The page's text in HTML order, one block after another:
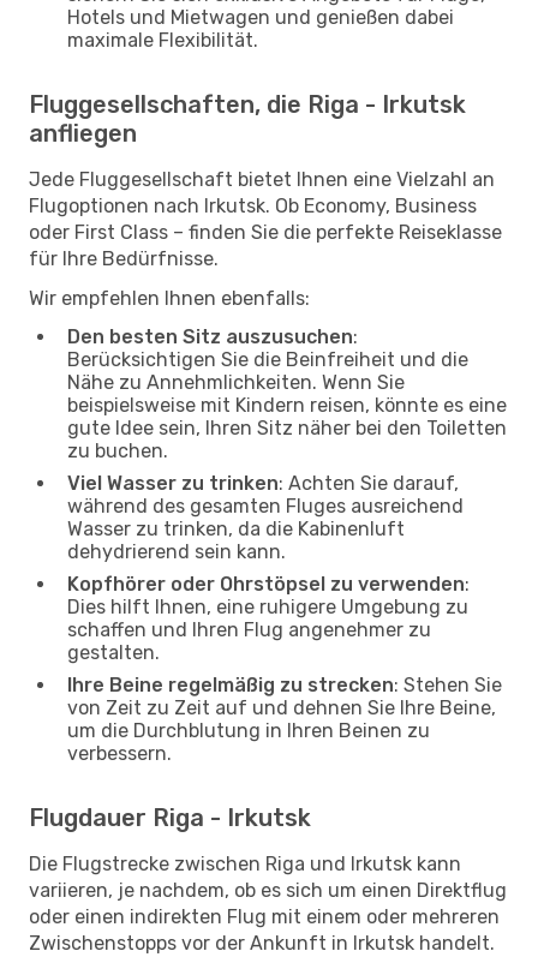
Hotels und Mietwagen und genießen dabei
maximale Flexibilität.
Fluggesellschaften, die Riga - Irkutsk
anfliegen
Jede Fluggesellschaft bietet Ihnen eine Vielzahl an
Flugoptionen nach Irkutsk. Ob Economy, Business
oder First Class – finden Sie die perfekte Reiseklasse
für Ihre Bedürfnisse.
Wir empfehlen Ihnen ebenfalls:
Den besten Sitz auszusuchen:
Berücksichtigen Sie die Beinfreiheit und die
Nähe zu Annehmlichkeiten. Wenn Sie
beispielsweise mit Kindern reisen, könnte es eine
gute Idee sein, Ihren Sitz näher bei den Toiletten
zu buchen.
Viel Wasser zu trinken: Achten Sie darauf,
während des gesamten Fluges ausreichend
Wasser zu trinken, da die Kabinenluft
dehydrierend sein kann.
Kopfhörer oder Ohrstöpsel zu verwenden:
Dies hilft Ihnen, eine ruhigere Umgebung zu
schaffen und Ihren Flug angenehmer zu
gestalten.
Ihre Beine regelmäßig zu strecken: Stehen Sie
von Zeit zu Zeit auf und dehnen Sie Ihre Beine,
um die Durchblutung in Ihren Beinen zu
verbessern.
Flugdauer Riga - Irkutsk
Die Flugstrecke zwischen Riga und Irkutsk kann
variieren, je nachdem, ob es sich um einen Direktflug
oder einen indirekten Flug mit einem oder mehreren
Zwischenstopps vor der Ankunft in Irkutsk handelt.